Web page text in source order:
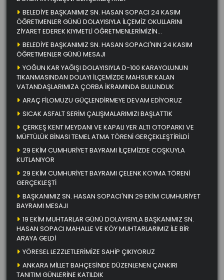
BELEDİYE BAŞKANIMIZ SN. HASAN SOPACI 24 KASIM
ÖĞRETMENLER GÜNÜ DOLAYISIYLA İLÇEMİZ OKULLARINI
ZİYARET EDEREK KIYMETLİ ÖĞRETMENLERİMİZİN
ÖĞRETMENLER GÜNÜNÜ KUTLADI
BELEDİYE BAŞKANIMIZ SN. HASAN SOPACI'NIN 24 KASIM
ÖĞRETMENLER GÜNÜ MESAJI
YOĞUN KAR YAĞIŞI DOLAYISIYLA D-100 KARAYOLUNUN
TIKANMASINDAN DOLAYI İLÇEMİZDE MAHSUR KALAN
VATANDAŞLARIMIZA ÇORBA İKRAMINDA BULUNDUK
ARAÇ FİLOMUZU GÜÇLENDİRMEYE DEVAM EDİYORUZ
SICAK ASFALT SERİM ÇALIŞMALARIMIZI BAŞLATTIK
ÇERKEŞ KENT MEYDANI VE KAPALI YER ALTI OTOPARKI VE
MÜFTÜLÜK BİNASI TEMEL ATMA TÖRENİ GERÇEKLEŞTİRİLDİ
29 EKİM CUMHURİYET BAYRAMI İLÇEMİZDE COŞKUYLA
KUTLANIYOR
29 EKİM CUMHURİYET BAYRAMI ÇELENK KOYMA TÖRENİ
GERÇEKLEŞTİ
BAŞKANIMIZ SN. HASAN SOPACI'NIN 29 EKİM CUMHURİYET
BAYRAMI MESAJI
19 EKİM MUHTARLAR GÜNÜ DOLAYISIYLA BAŞKANIMIZ SN.
HASAN SOPACI MAHALLE VE KÖY MUHTARLARIMIZ İLE BİR
ARAYA GELDİ
YÖRESEL LEZZLETLERİMİZE SAHİP ÇIKIYORUZ
ANKARA MİLLET BAHÇESİNDE DÜZENLENEN ÇANKIRI
TANITIM GÜNLERİNE KATILDIK